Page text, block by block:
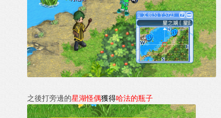
之後打旁邊的星湖怪偶獲得哈法的瓶子